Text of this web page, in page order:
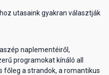
utasaink gyakran választják
naplementéiről,
programokat kínáló all
főleg a strandok, a romantikus